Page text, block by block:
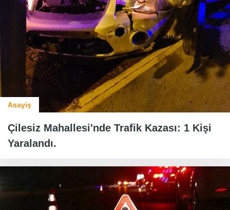
Asayiş
Çilesiz Mahallesi'nde Trafik Kazası: 1 Kişi
Yaralandı.